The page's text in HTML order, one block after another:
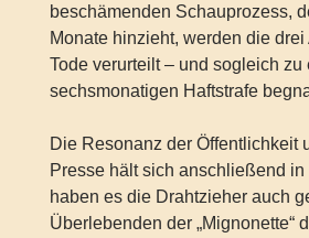
beschämenden Schauprozess,
Monate hinzieht, werden die
Tode verurteilt – und sogleich zu
sechsmonatigen Haftstrafe
Die Resonanz der Öffentlichkeit
Presse hält sich anschließend
haben es die Drahtzieher auch
Überlebenden der „Mignonette“